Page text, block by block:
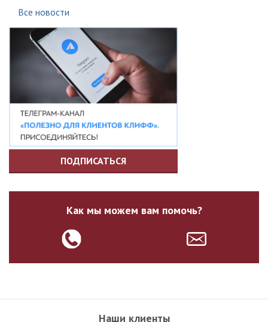
Все новости
ПОДПИСАТЬСЯ
Как мы можем вам помочь?
Наши клиенты